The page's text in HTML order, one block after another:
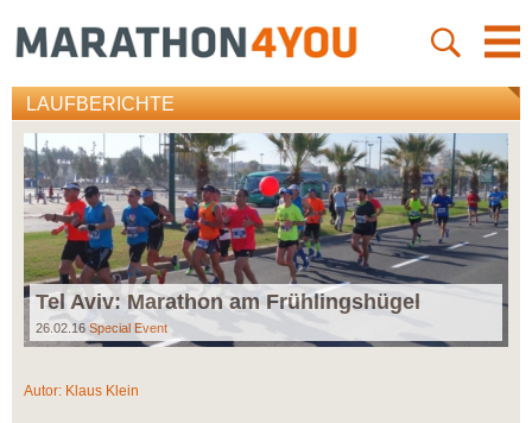
LAUFBERICHTE
Tel Aviv: Marathon am Frühlingshügel
26.02.16 Special Event
Autor: Klaus Klein